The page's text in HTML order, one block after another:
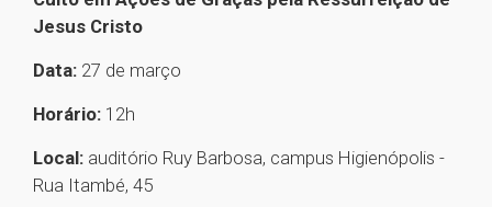
Jesus Cristo
Data: 27 de março
Horário: 12h
Local: auditório Ruy Barbosa, campus Higienópolis -
Rua Itambé, 45